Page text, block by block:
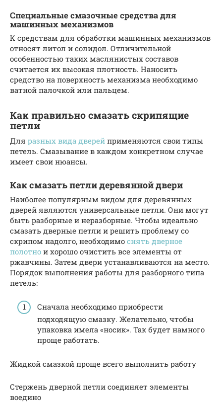
Специальные смазочные средства для
машинных механизмов
К средствам для обработки машинных механизмов
относят литол и солидол. Отличительной
особенностью таких маслянистых составов
считается их высокая плотность. Наносить
средство на поверхность механизма необходимо
ватной палочкой или пальцем.
Как правильно смазать скрипящие
петли
Для разных вида дверей применяются свои типы
петель. Смазывание в каждом конкретном случае
имеет свои нюансы.
Как смазать петли деревянной двери
Наиболее популярным видом для деревянных
дверей являются универсальные петли. Они могут
быть разборные и неразборные. Чтобы идеально
смазать дверные петли и решить проблему со
скрипом надолго, необходимо снять дверное
полотно и хорошо очистить все элементы от
ржавчины. Затем двери устанавливаются на место.
Порядок выполнения работы для разборного типа
петель:
Сначала необходимо приобрести
подходящую смазку. Желательно, чтобы
упаковка имела «носик». Так будет намного
проще работать.
Жидкой смазкой проще всего выполнить работу
Стержень дверной петли соединяет элементы
воедино